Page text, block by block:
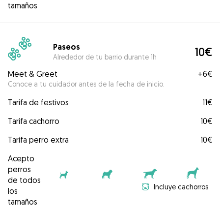
tamaños
Paseos
Alrededor de tu barrio durante 1h 10€
Meet & Greet
Conoce a tu cuidador antes de la fecha de inicio.
+6€
Tarifa de festivos
11€
Tarifa cachorro
10€
Tarifa perro extra
10€
Acepto
perros
de todos
los
tamaños
Incluye cachorros